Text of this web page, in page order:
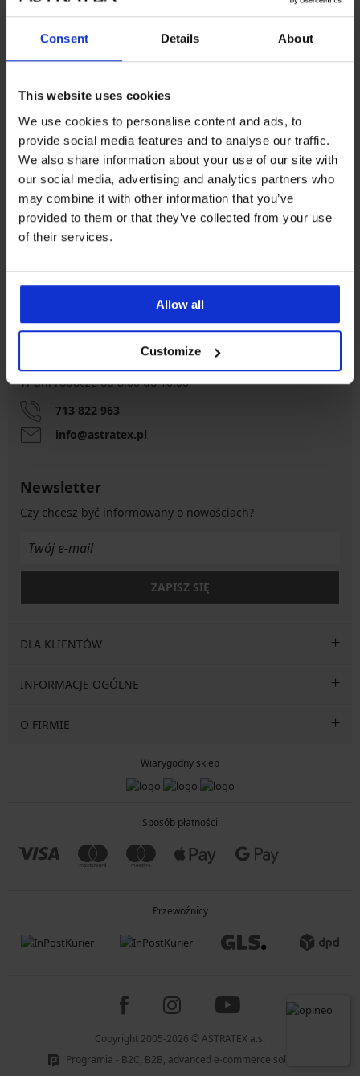
Consent Details About
This website uses cookies
We use cookies to personalise content and ads, to
provide social media features and to analyse our traffic.
We also share information about your use of our site with
our social media, advertising and analytics partners who
may combine it with other information that you’ve
provided to them or that they’ve collected from your use
of their services.
Allow all
Customize
Najpopularniejsze marki
Najczęściej wybierane kolory
Najczęściej wybierane rozmiary
L XXL
W dni robocze od 8.00 do 16.00
713 822 963
info@astratex.pl
Newsletter
Czy chcesz być informowany o nowościach?
ZAPISZ SIĘ
DLA KLIENTÓW
INFORMACJE OGÓLNE
O FIRMIE
Wiarygodny sklep
Sposób płatności
Przewoźnicy
Copyright 2005-2026 © ASTRATEX a.s.
Programia - B2C, B2B, advanced e-commerce solutions